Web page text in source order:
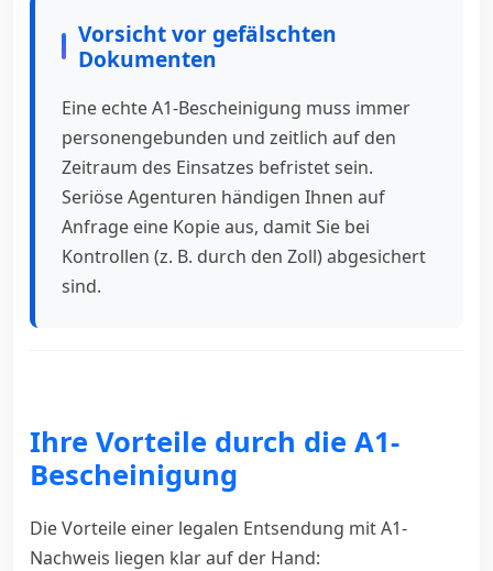
Vorsicht vor gefälschten
Dokumenten
Eine echte A1-Bescheinigung muss immer
personengebunden und zeitlich auf den
Zeitraum des Einsatzes befristet sein.
Seriöse Agenturen händigen Ihnen auf
Anfrage eine Kopie aus, damit Sie bei
Kontrollen (z. B. durch den Zoll) abgesichert
sind.
Ihre Vorteile durch die A1-
Bescheinigung
Die Vorteile einer legalen Entsendung mit A1-
Nachweis liegen klar auf der Hand: